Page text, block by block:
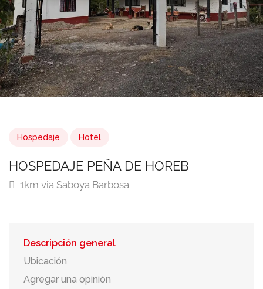
Hospedaje Hotel
HOSPEDAJE PEÑA DE HOREB
1km via Saboya Barbosa
Descripción general
Ubicación
Agregar una opinión